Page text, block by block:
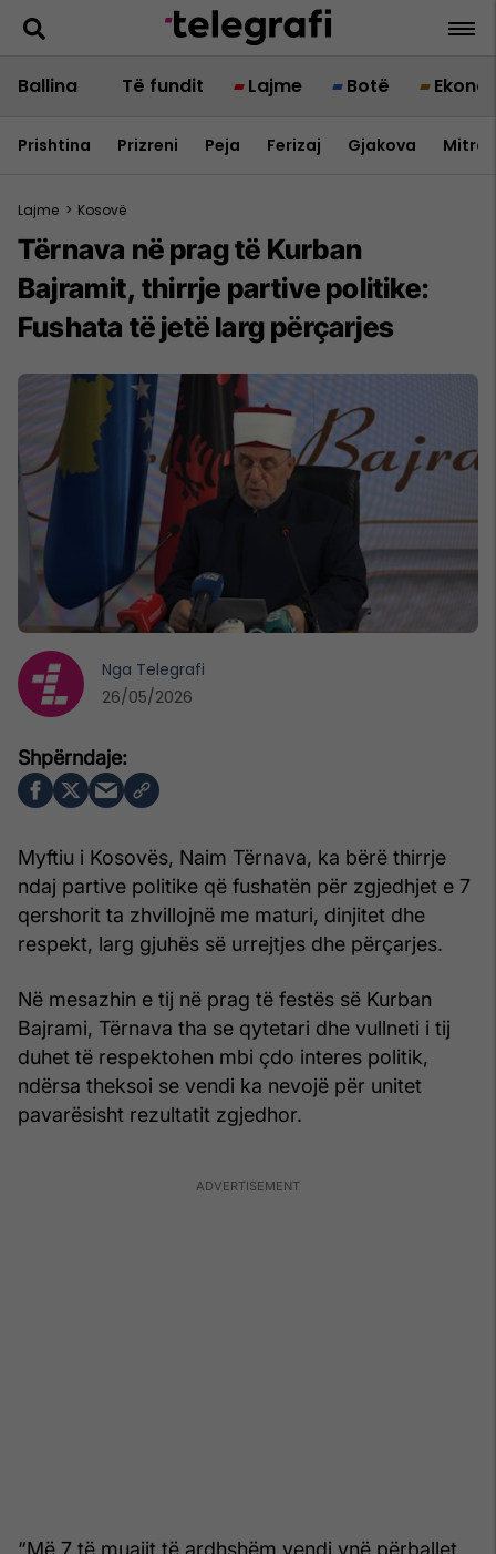
Ballina Të fundit Lajme Botë
Prishtina Prizreni Peja Ferizaj Gjakova
Lajme > Kosovë
Tërnava në prag të Kurban
Bajramit, thirrje partive politike:
Fushata të jetë larg përçarjes
Myftiu i Kosovës, Naim Tërnava, ka bërë thirrje
ndaj partive politike që fushatën për zgjedhjet e 7
qershorit ta zhvillojnë me maturi, dinjitet dhe
respekt, larg gjuhës së urrejtjes dhe përçarjes.
Në mesazhin e tij në prag të festës së Kurban
Bajrami, Tërnava tha se qytetari dhe vullneti i tij
duhet të respektohen mbi çdo interes politik,
ndërsa theksoi se vendi ka nevojë për unitet
pavarësisht rezultatit zgjedhor.
“Më 7 të muajit të ardhshëm vendi ynë përballet
Nga Telegrafi
26/05/2026